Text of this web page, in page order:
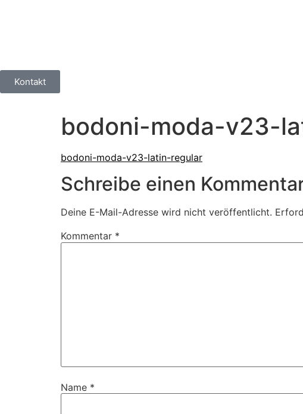
Kontakt
bodoni-moda-v23-
bodoni-moda-v23-latin-regular
Schreibe einen
Deine E-Mail-Adresse wird nicht veröffentlicht.
Kommentar *
Name *